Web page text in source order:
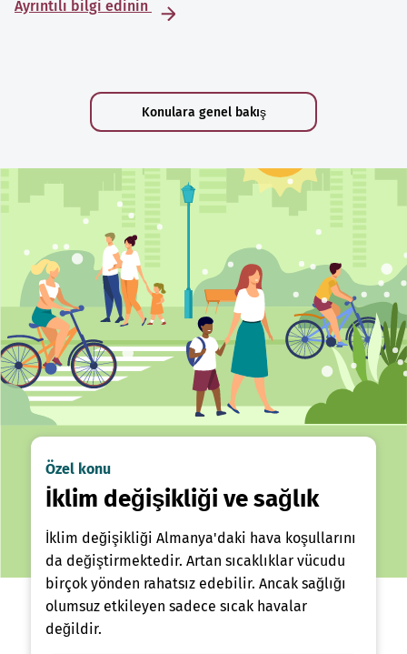
Ayrıntılı bilgi edinin
Konulara genel bakış
Özel konu
İklim değişikliği ve sağlık
İklim değişikliği Almanya'daki hava koşullarını
da değiştirmektedir. Artan sıcaklıklar vücudu
birçok yönden rahatsız edebilir. Ancak sağlığı
olumsuz etkileyen sadece sıcak havalar
değildir.